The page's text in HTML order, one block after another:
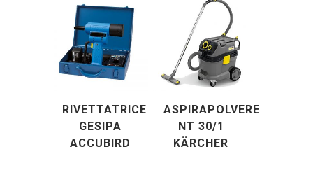
RIVETTATRICE
GESIPA
ACCUBIRD
ASPIRAPOLVERE
NT 30/1
KÄRCHER